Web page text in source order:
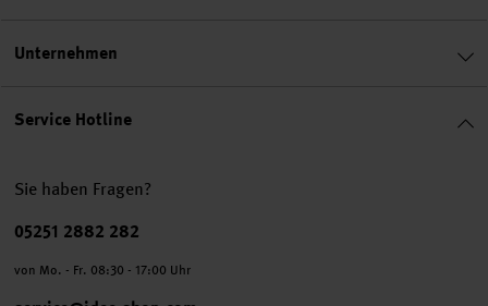
Service Hotline
Sie haben Fragen?
Telefonnummer
05251 2882 282
von Mo. - Fr. 08:30 - 17:00 Uhr
Unternehmen